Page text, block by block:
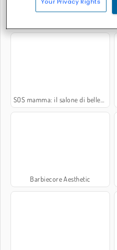
SOS mamma: il salone di bellezza
Barbiecore Aesthetic
Your Privacy Rights